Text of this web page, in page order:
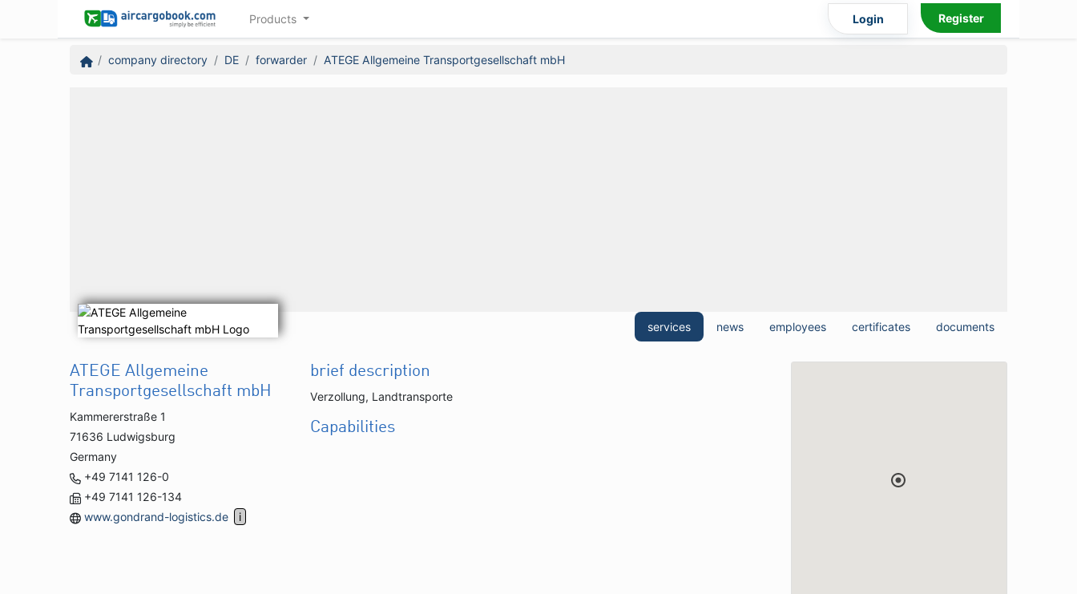
Products Login Register
company directory DE forwarder ATEGE Allgemeine Transportgesellschaft mbH
services news employees certificates documents
ATEGE Allgemeine
Transportgesellschaft mbH
Kammererstraße 1
71636 Ludwigsburg
Germany
+49 7141 126-0
+49 7141 126-134
www.gondrand-logistics.de
brief description
Verzollung, Landtransporte
Capabilities